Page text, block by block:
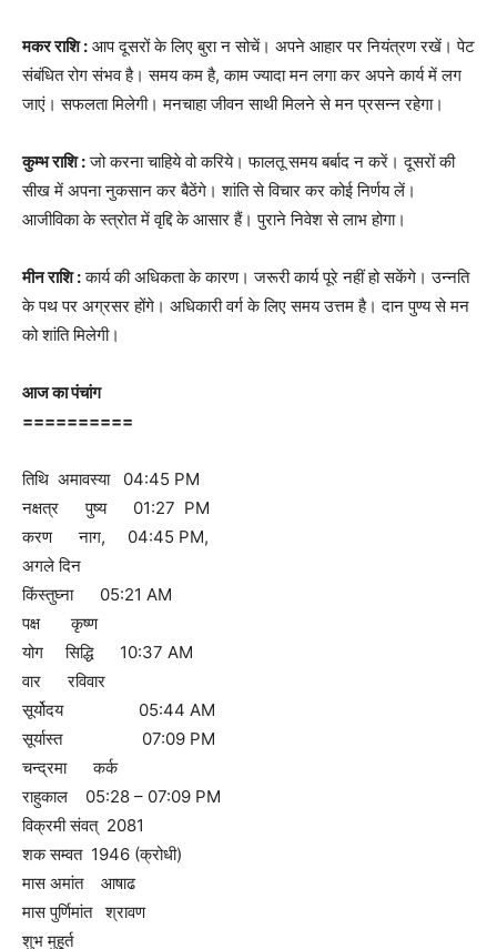
मकर राशि : आप दूसरों के लिए बुरा न सोचें। अपने आहार पर नियंत्रण रखें। पेट
संबंधित रोग संभव है। समय कम है, काम ज्यादा मन लगा कर अपने कार्य में लग
जाएं। सफलता मिलेगी। मनचाहा जीवन साथी मिलने से मन प्रसन्न रहेगा।
कुम्भ राशि :जो करना चाहिये वो करिये। फालतू समय बर्बाद न करें। दूसरों की
सीख में अपना नुकसान कर बैठेंगे। शांति से विचार कर कोई निर्णय लें।
आजीविका के स्त्रोत में वृद्दि के आसार हैं। पुराने निवेश से लाभ होगा।
मीन राशि :कार्य की अधिकता के कारण। जरूरी कार्य पूरे नहीं हो सकेंगे। उन्नति
के पथ पर अग्रसर होंगे। अधिकारी वर्ग के लिए समय उत्तम है। दान पुण्य से मन
को शांति मिलेगी।
आज का पंचांग
==========
तिथि अमावस्या 04:45 PM
नक्षत्र पुष्य 01:27 PM
करण नाग, 04:45 PM,
अगले दिन
किंस्तुघ्ना 05:21 AM
पक्ष कृष्ण
योग सिद्धि 10:37 AM
वार रविवार
सूर्योदय 05:44 AM
सूर्यास्त 07:09 PM
चन्द्रमा कर्क
राहुकाल 05:28 – 07:09 PM
विक्रमी संवत् 2081
शक सम्वत 1946 (क्रोधी)
मास अमांत आषाढ
मास पुर्णिमांत श्रावण
शुभ मुहूर्त